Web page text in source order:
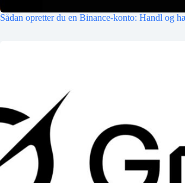
Sådan opretter du en Binance-konto: Handl og